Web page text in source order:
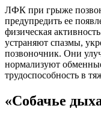
ЛФК при грыже
предупредить ее
физическая
устраняют спазмы,
позвоночник. Они
нормализуют
трудоспособность в
«Собачье